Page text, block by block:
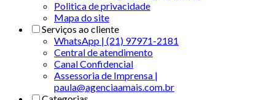
Politica de privacidade
Mapa do site
Serviços ao cliente
WhatsApp | (21) 97971-2181
Central de atendimento
Canal Confidencial
Assessoria de Imprensa |
paula@agenciaamais.com.br